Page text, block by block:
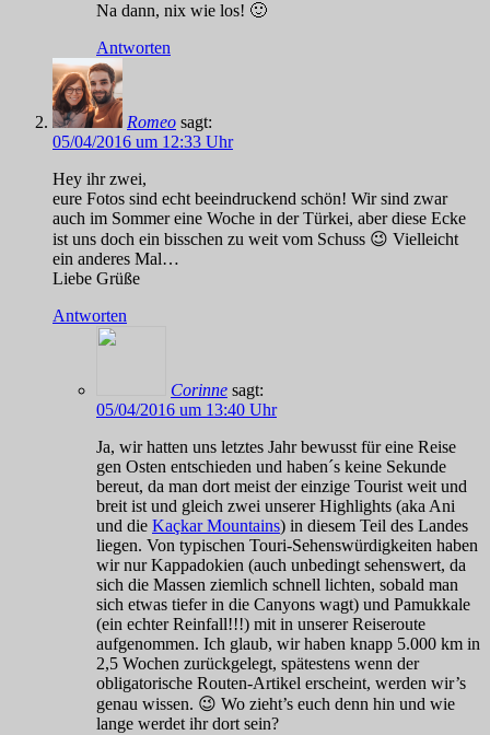
Na dann, nix wie los! 🙂
Antworten
Romeo sagt:
05/04/2016 um 12:33 Uhr
Hey ihr zwei,
eure Fotos sind echt beeindruckend schön! Wir sind zwar
auch im Sommer eine Woche in der Türkei, aber diese Ecke
ist uns doch ein bisschen zu weit vom Schuss 😉 Vielleicht
ein anderes Mal…
Liebe Grüße
Antworten
Corinne sagt:
05/04/2016 um 13:40 Uhr
Ja, wir hatten uns letztes Jahr bewusst für eine Reise
gen Osten entschieden und haben´s keine Sekunde
bereut, da man dort meist der einzige Tourist weit und
breit ist und gleich zwei unserer Highlights (aka Ani
und die Kaçkar Mountains) in diesem Teil des Landes
liegen. Von typischen Touri-Sehenswürdigkeiten haben
wir nur Kappadokien (auch unbedingt sehenswert, da
sich die Massen ziemlich schnell lichten, sobald man
sich etwas tiefer in die Canyons wagt) und Pamukkale
(ein echter Reinfall!!!) mit in unserer Reiseroute
aufgenommen. Ich glaub, wir haben knapp 5.000 km in
2,5 Wochen zurückgelegt, spätestens wenn der
obligatorische Routen-Artikel erscheint, werden wir’s
genau wissen. 😉 Wo zieht’s euch denn hin und wie
lange werdet ihr dort sein?